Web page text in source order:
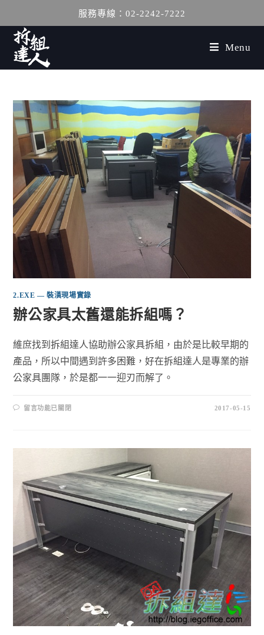
服務專線：02-2242-7222
Menu
2.EXE — 裝潢現場實錄
辦公家具太舊還能拆組嗎？
維庶找到拆組達人協助辦公家具拆組，由於是比較早期的
產品，所以中間遇到許多困難，好在拆組達人是專業的辦
公家具團隊，於是都一一迎刃而解了。
留言功能已關閉 2017-05-15